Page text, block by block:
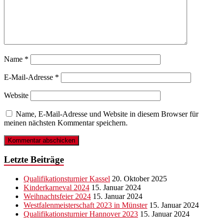
Name *
E-Mail-Adresse *
Website
Name, E-Mail-Adresse und Website in diesem Browser für
meinen nächsten Kommentar speichern.
Letzte Beiträge
Qualifikationsturnier Kassel 20. Oktober 2025
Kinderkarneval 2024 15. Januar 2024
Weihnachtsfeier 2024 15. Januar 2024
Westfalenmeisterschaft 2023 in Münster 15. Januar 2024
Qualifikationsturnier Hannover 2023 15. Januar 2024